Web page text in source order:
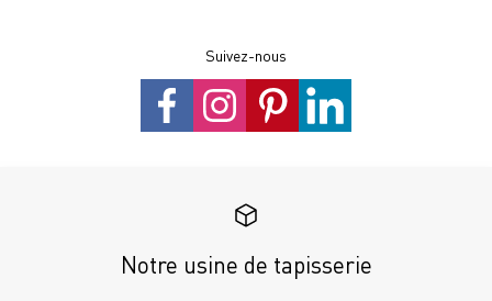
Suivez-nous
Notre usine de tapisserie